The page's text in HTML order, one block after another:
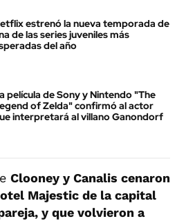
estrenó la nueva temporada de
de las series juveniles más
del año
película de Sony y Nintendo "The
of Zelda" confirmó al actor
interpretará al villano Ganondorf
Clooney y Canalis cenaron
Majestic de la capital
y que volvieron a